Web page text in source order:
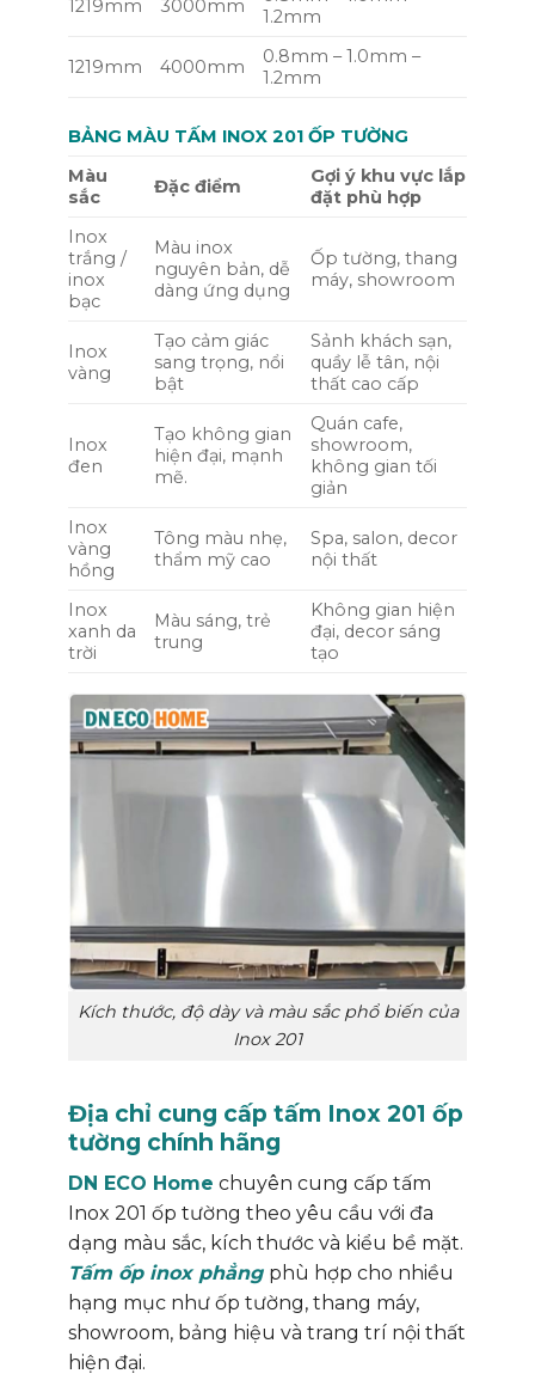
1219mm 3000mm
1.2mm
1219mm 4000mm
0.8mm – 1.0mm –
1.2mm
BẢNG MÀU TẤM INOX 201 ỐP TƯỜNG
Màu
sắc
Đặc điểm
Gợi ý khu vực lắp
đặt phù hợp
Inox
trắng /
inox
bạc
Màu inox
nguyên bản, dễ
dàng ứng dụng
Ốp tường, thang
máy, showroom
Inox
vàng
Tạo cảm giác
sang trọng, nổi
bật
Sảnh khách sạn,
quầy lễ tân, nội
thất cao cấp
Inox
đen
Tạo không gian
hiện đại, mạnh
mẽ.
Quán cafe,
showroom,
không gian tối
giản
Inox
vàng
hồng
Tông màu nhẹ,
thẩm mỹ cao
Spa, salon, decor
nội thất
Inox
xanh da
trời
Màu sáng, trẻ
trung
Không gian hiện
đại, decor sáng
tạo
Kích thước, độ dày và màu sắc phổ biến của
Inox 201
Địa chỉ cung cấp tấm Inox 201 ốp
tường chính hãng
DN ECO Home chuyên cung cấp tấm
Inox 201 ốp tường theo yêu cầu với đa
dạng màu sắc, kích thước và kiểu bề mặt.
Tấm ốp inox phẳng phù hợp cho nhiều
hạng mục như ốp tường, thang máy,
showroom, bảng hiệu và trang trí nội thất
hiện đại.